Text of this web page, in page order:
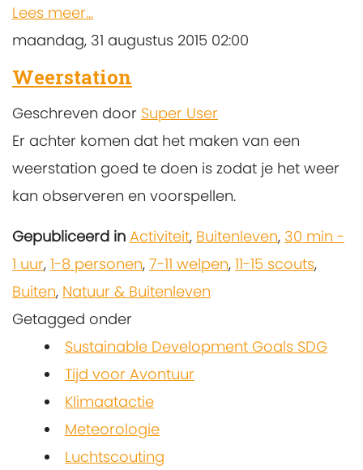
Lees meer...
maandag, 31 augustus 2015 02:00
Weerstation
Geschreven door Super User
Er achter komen dat het maken van een
weerstation goed te doen is zodat je het weer
kan observeren en voorspellen.
Gepubliceerd in Activiteit, Buitenleven, 30 min -
1 uur, 1-8 personen, 7-11 welpen, 11-15 scouts,
Buiten, Natuur & Buitenleven
Getagged onder
Sustainable Development Goals SDG
Tijd voor Avontuur
Klimaatactie
Meteorologie
Luchtscouting